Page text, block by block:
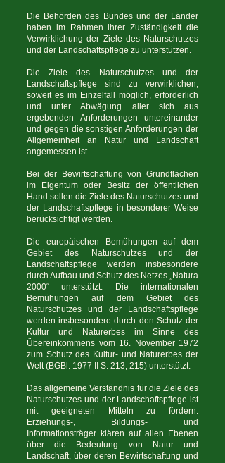
Die Behörden des Bundes und der Länder
haben im Rahmen ihrer Zuständigkeit die
Verwirklichung der Ziele des Naturschutzes
und der Landschaftspflege zu unterstützen.
Die Ziele des Naturschutzes und der
Landschaftspflege sind zu verwirklichen,
soweit es im Einzelfall möglich, erforderlich
und unter Abwägung aller sich aus
ergebenden Anforderungen untereinander
und gegen die sonstigen Anforderungen der
Allgemeinheit an Natur und Landschaft
angemessen ist.
Bei der Bewirtschaftung von Grundflächen
im Eigentum oder Besitz der öffentlichen
Hand sollen die Ziele des Naturschutzes und
der Landschaftspflege in besonderer Weise
berücksichtigt werden.
Die europäischen Bemühungen auf dem
Gebiet des Naturschutzes und der
Landschaftspflege werden insbesondere
durch Aufbau und Schutz des Netzes „Natura
2000“ unterstützt. Die internationalen
Bemühungen auf dem Gebiet des
Naturschutzes und der Landschaftspflege
werden insbesondere durch den Schutz der
Kultur und Naturerbes im Sinne des
Übereinkommens vom 16. November 1972
zum Schutz des Kultur- und Naturerbes der
Welt (BGBl. 1977 II S. 213, 215) unterstützt.
Das allgemeine Verständnis für die Ziele des
Naturschutzes und der Landschaftspflege ist
mit geeigneten Mitteln zu fördern.
Erziehungs-, Bildungs- und
Informationsträger klären auf allen Ebenen
über die Bedeutung von Natur und
Landschaft, über deren Bewirtschaftung und